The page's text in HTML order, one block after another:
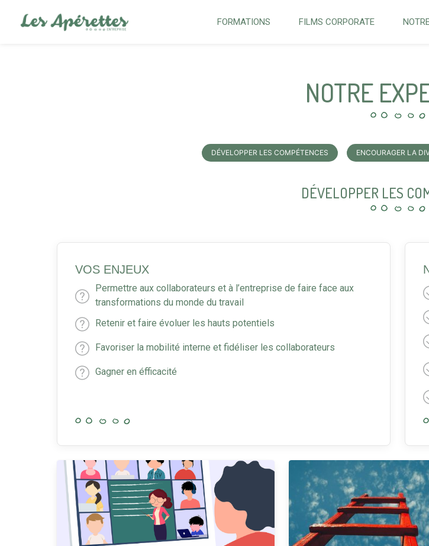
FORMATIONS FILMS CORPORATE
NOTRE
DÉVELOPPER LES COMPÉTENCES ENCOURAGER LA
DÉVELOPPER LES
VOS ENJEUX
Permettre aux collaborateurs et à l’entreprise de faire face aux
transformations du monde du travail
Retenir et faire évoluer les hauts potentiels
Favoriser la mobilité interne et fidéliser les collaborateurs
Gagner en éfficacité